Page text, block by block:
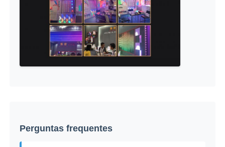
Perguntas frequentes